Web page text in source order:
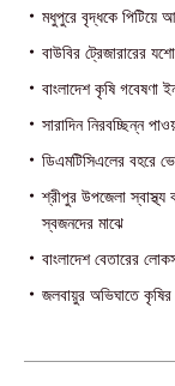
মধুপুরে বৃদ্ধকে পিটিয়ে
বাউবির ট্রেজারারের
বাংলাদেশ কৃষি গবেষণা
সারাদিন নিরবচ্ছিন্ন
ডিএমটিসিএলের বহরে
শ্রীপুর উপজেলা
স্বজনদের মাঝে‎
বাংলাদেশ বেতারের
জলবায়ুর অভিঘাতে